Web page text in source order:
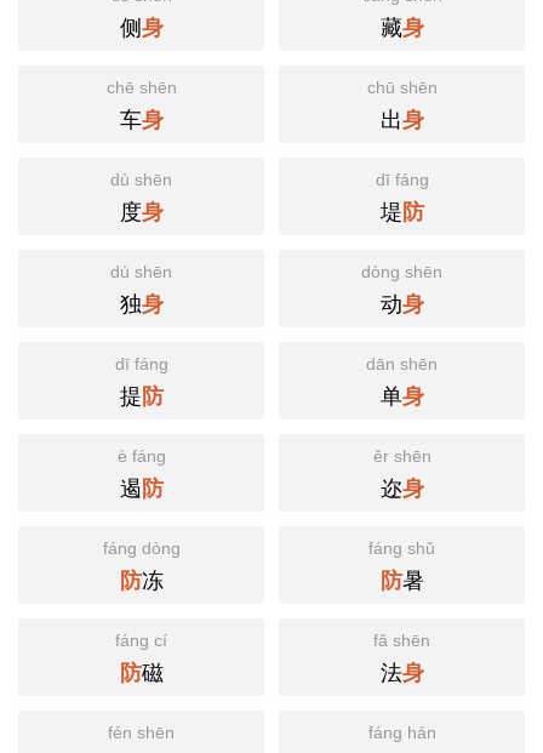
侧身 藏身
chē shēn
车身
chū shēn
出身
dù shēn
度身
dī fáng
堤防
dú shēn
独身
dòng shēn
动身
dī fáng
提防
dān shēn
单身
è fáng
遏防
ěr shēn
迩身
fáng dòng
防冻
fáng shǔ
防暑
fáng cí
防磁
fǎ shēn
法身
fén shēn fáng hán